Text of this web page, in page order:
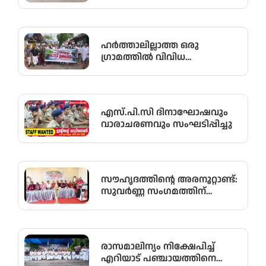
നടന്നതായി ആരോപിച്ച്
വിജിലൻസ് അന്വേഷണം
ആവശ്യപ്പെട്ട് യു.ഡി.എഫ്
പഞ്ചായത്ത് ഓഫീസിലേക്ക്
പ്രതിഷേധ മാർച്ച് നടത്തി
ഹർത്താലില്ലാത്ത ഒരു
ഗ്രാമത്തിൽ വിവിധ
എസ്.പി.സി ദിനാഘോഷവും
വാരാചരണവും സംഘടിപ്പിച്ചു
സൗഹൃദത്തിന്റെ അരനൂറ്റാണ്ട്:
സുവർണ്ണ സംഗമത്തിന്
നിർവ്വഹിച്ചു.
രാസമാലിന്യം നിക്ഷേപിച്ച്
എറിയാട് പഞ്ചായത്തിനെ